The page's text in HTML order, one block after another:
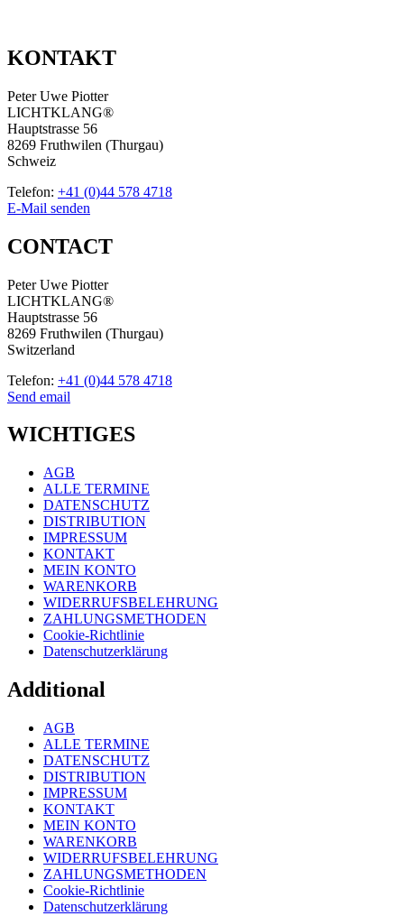
KONTAKT
Peter Uwe Piotter
LICHTKLANG®
Hauptstrasse 56
8269 Fruthwilen (Thurgau)
Schweiz
Telefon: +41 (0)44 578 4718
E-Mail senden
CONTACT
Peter Uwe Piotter
LICHTKLANG®
Hauptstrasse 56
8269 Fruthwilen (Thurgau)
Switzerland
Telefon: +41 (0)44 578 4718
Send email
WICHTIGES
AGB
ALLE TERMINE
DATENSCHUTZ
DISTRIBUTION
IMPRESSUM
KONTAKT
MEIN KONTO
WARENKORB
WIDERRUFSBELEHRUNG
ZAHLUNGSMETHODEN
Cookie-Richtlinie
Datenschutzerklärung
Additional
AGB
ALLE TERMINE
DATENSCHUTZ
DISTRIBUTION
IMPRESSUM
KONTAKT
MEIN KONTO
WARENKORB
WIDERRUFSBELEHRUNG
ZAHLUNGSMETHODEN
Cookie-Richtlinie
Datenschutzerklärung